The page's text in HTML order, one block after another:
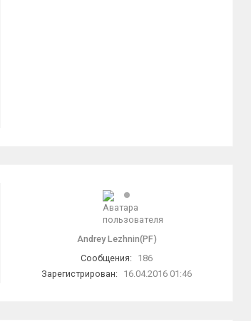
Andrey Lezhnin(PF)
Сообщения:
186
Зарегистрирован:
16.04.2016 01:46